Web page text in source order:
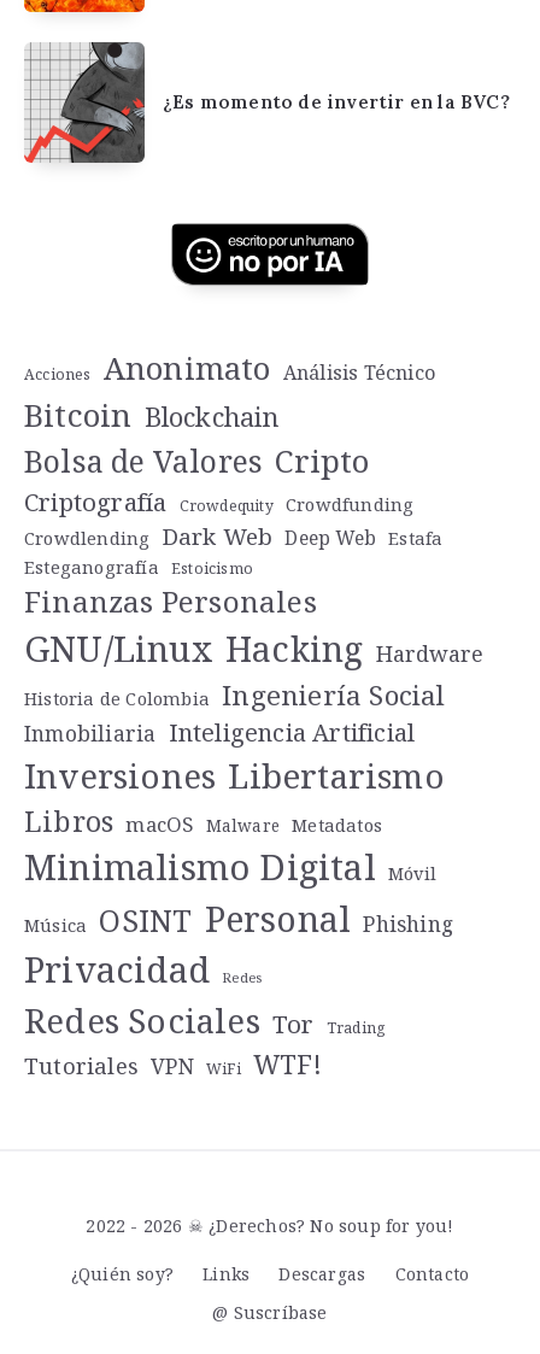
¿Es momento de invertir en la BVC?
Acciones Anonimato Análisis Técnico
Bitcoin Blockchain
Bolsa de Valores Cripto
Criptografía Crowdequity
Crowdfunding
Crowdlending Dark Web Deep Web Estafa
Esteganografía
Estoicismo
Finanzas Personales
GNU/Linux Hacking Hardware
Historia de Colombia Ingeniería Social
Inmobiliaria Inteligencia Artificial
Inversiones Libertarismo
Libros macOS Malware Metadatos
Minimalismo Digital Móvil
Música OSINT Personal Phishing
Privacidad Redes
Redes Sociales Tor Trading
Tutoriales VPN WiFi WTF!
2022 - 2026 ☠ ¿Derechos? No soup for you!
¿Quién soy? Links Descargas
Contacto
@ Suscríbase